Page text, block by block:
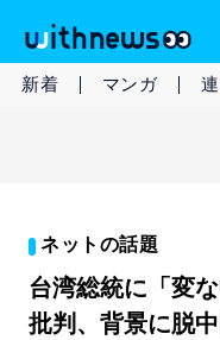
新着 マンガ
ネットの話題
台湾総統に「変
批判、背景に脱